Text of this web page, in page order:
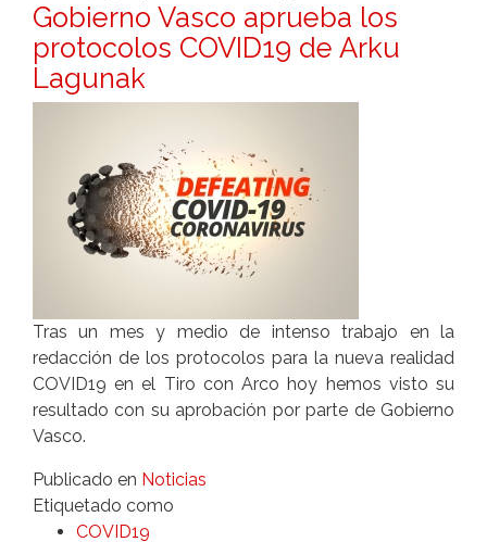
Gobierno Vasco aprueba los
protocolos COVID19 de Arku
Lagunak
Tras un mes y medio de intenso trabajo en la
redacción de los protocolos para la nueva realidad
COVID19 en el Tiro con Arco hoy hemos visto su
resultado con su aprobación por parte de Gobierno
Vasco.
Publicado en Noticias
Etiquetado como
COVID19